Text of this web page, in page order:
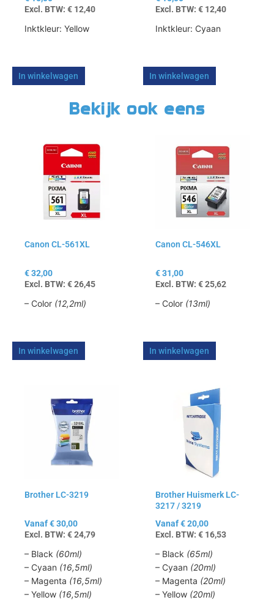
Excl. BTW: € 12,40
Inktkleur: Yellow
In winkelwagen
Excl. BTW: € 12,40
Inktkleur: Cyaan
In winkelwagen
Bekijk ook eens
Canon CL-561XL
€32,00
Excl. BTW: €26,45
– Color (12,2ml)
In winkelwagen
Canon CL-546XL
€31,00
Excl. BTW: €25,62
– Color (13ml)
In winkelwagen
Brother LC-3219
Vanaf€30,00
Excl. BTW: €24,79
– Black (60ml)
– Cyaan (16,5ml)
– Magenta (16,5ml)
– Yellow (16,5ml)
gekozen
productpagina
Brother Huismerk LC-
3217 / 3219
Vanaf€20,00
Excl. BTW: € 16,53
– Black (65ml)
– Cyaan (20ml)
– Magenta (20ml)
– Yellow (20ml)
gekozen
worden
productpagina